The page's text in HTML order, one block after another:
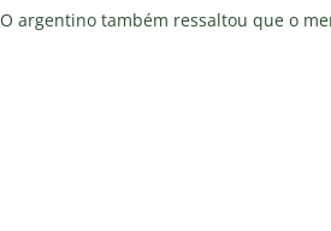
O argentino também ressaltou que o